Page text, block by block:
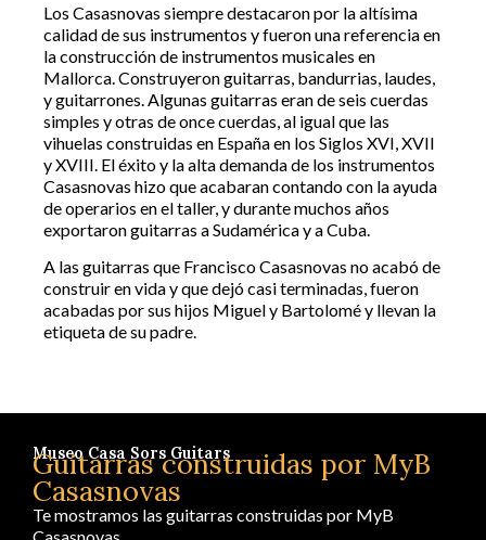
Los Casasnovas siempre destacaron por la altísima
calidad de sus instrumentos y fueron una referencia en
la construcción de instrumentos musicales en
Mallorca. Construyeron guitarras, bandurrias, laudes,
y guitarrones. Algunas guitarras eran de seis cuerdas
simples y otras de once cuerdas, al igual que las
vihuelas construidas en España en los Siglos XVI, XVII
y XVIII. El éxito y la alta demanda de los instrumentos
Casasnovas hizo que acabaran contando con la ayuda
de operarios en el taller, y durante muchos años
exportaron guitarras a Sudamérica y a Cuba.
A las guitarras que Francisco Casasnovas no acabó de
construir en vida y que dejó casi terminadas, fueron
acabadas por sus hijos Miguel y Bartolomé y llevan la
etiqueta de su padre.
Museo Casa Sors Guitars
Guitarras construidas por MyB
Casasnovas
Te mostramos las guitarras construidas por MyB